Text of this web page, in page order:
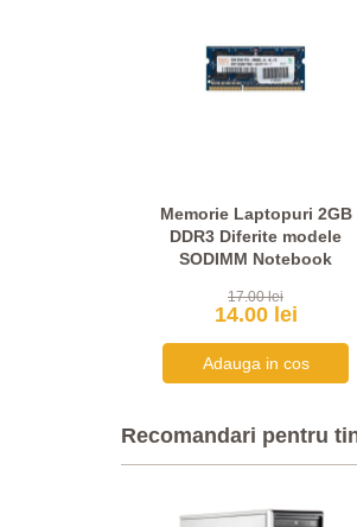
Memorie Laptopuri 2GB
DDR3 Diferite modele
SODIMM Notebook
17.00 lei
14.00 lei
Recomandari pentru